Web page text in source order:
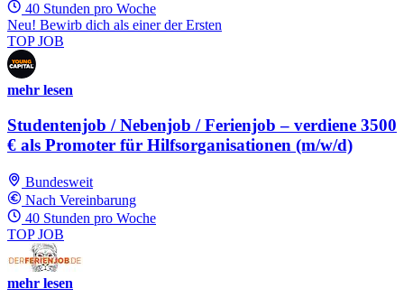
40 Stunden pro Woche
Neu! Bewirb dich als einer der Ersten
TOP JOB
mehr lesen
Studentenjob / Nebenjob / Ferienjob – verdiene 3500
€ als Promoter für Hilfsorganisationen (m/w/d)
Bundesweit
Nach Vereinbarung
40 Stunden pro Woche
TOP JOB
mehr lesen